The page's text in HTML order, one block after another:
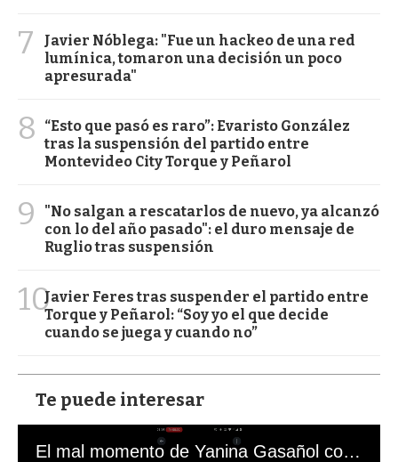
7
Javier Nóblega: "Fue un hackeo de una red
lumínica, tomaron una decisión un poco
apresurada"
8
“Esto que pasó es raro”: Evaristo González
tras la suspensión del partido entre
Montevideo City Torque y Peñarol
9
"No salgan a rescatarlos de nuevo, ya alcanzó
con lo del año pasado": el duro mensaje de
Ruglio tras suspensión
10Javier Feres tras suspender el partido entre
Torque y Peñarol: “Soy yo el que decide
cuando se juega y cuando no”
Te puede interesar
El mal momento de Yanina Gasañol con un hincha argentino en "Subrayado"